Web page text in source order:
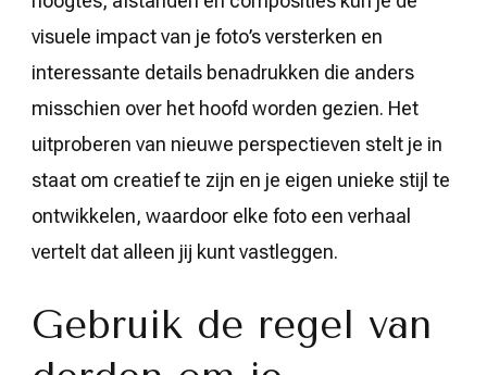
visuele impact van je foto’s versterken en
interessante details benadrukken die anders
misschien over het hoofd worden gezien. Het
uitproberen van nieuwe perspectieven stelt je in
staat om creatief te zijn en je eigen unieke stijl te
ontwikkelen, waardoor elke foto een verhaal
vertelt dat alleen jij kunt vastleggen.
Gebruik de regel van